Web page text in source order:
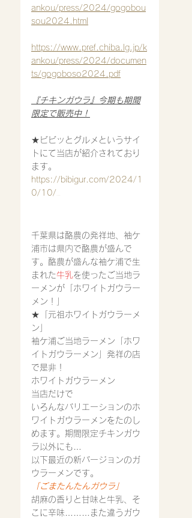
ankou/press/2024/gogobou
sou2024.html
https://www.pref.chiba.lg.jp/k
ankou/press/2024/documen
ts/gogoboso2024.pdf
『チキンガウラ』今期も期間
限定で販売中！
★ビビッとグルメというサイ
トにて当店が紹介されており
ます。
https://bibigur.com/2024/1
0/10/
千葉県は酪農の発祥地、袖ケ
浦市は県内で酪農が盛んで
す。酪農が盛んな袖ケ浦で生
まれた牛乳を使ったご当地ラ
ーメンが「ホワイトガウラー
メン！」
★「元祖ホワイトガウラーメ
ン」
袖ケ浦ご当地ラーメン「ホワ
イトガウラーメン」発祥の店
で是非！
ホワイトガウラーメン
当店だけで
いろんなバリエーションのホ
ワイトガウラーメンをたのし
めます。期間限定チキンガウ
ラ以外にも…
以下最近の新バージョンのガ
ウラーメンです。
「ごまたんたんガウラ」
胡麻の香りと甘味と牛乳、そ
こに辛味………また違うガウ